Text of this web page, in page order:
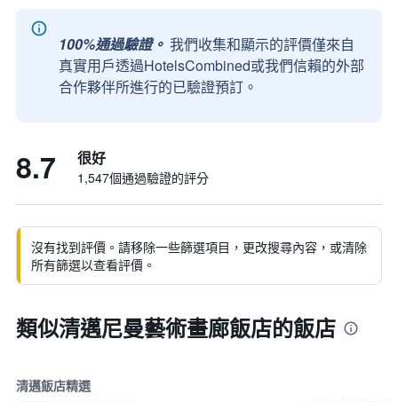
100%通過驗證。 我們收集和顯示的評價僅來自
真實用戶透過HotelsCombined或我們信賴的外部
合作夥伴所進行的已驗證預訂。
8.7 很好
1,547個通過驗證的評分
沒有找到評價。請移除一些篩選項目，更改搜尋內容，或清除
所有篩選以查看評價。
類似清邁尼曼藝術畫廊飯店的飯店
清邁飯店精選